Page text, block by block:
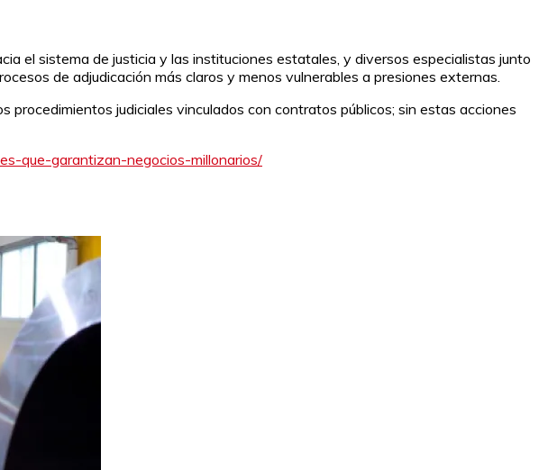
el sistema de justicia y las instituciones estatales, y diversos especialistas junto
de adjudicación más claros y menos vulnerables a presiones externas.
judiciales vinculados con contratos públicos; sin estas acciones
que-garantizan-negocios-millonarios/